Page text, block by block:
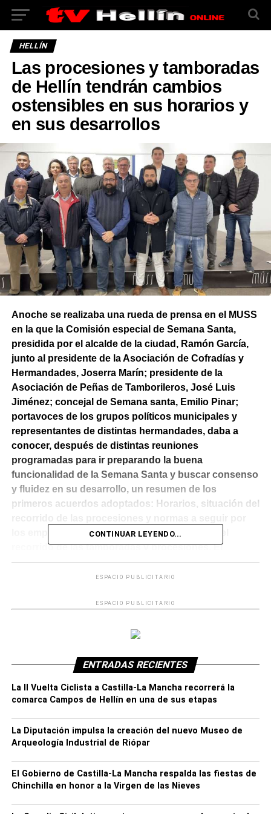
HELLÍN
Las procesiones y tamboradas
de Hellín tendrán cambios
ostensibles en sus horarios y
en sus desarrollos
Anoche se realizaba una rueda de prensa en el MUSS
en la que la Comisión especial de Semana Santa,
presidida por el alcalde de la ciudad, Ramón García,
junto al presidente de la Asociación de Cofradías y
Hermandades, Joserra Marín; presidente de la
Asociación de Peñas de Tamborileros, José Luis
Jiménez; concejal de Semana santa, Emilio Pinar;
portavoces de los grupos políticos municipales y
representantes de distintas hermandades, daba a
conocer, después de distintas reuniones
programadas para ir preparando la buena
funcionalidad de la Semana Santa y buscar consenso
y fluidez en su desarrollo, un resumen de los
primeros acuerdos adoptados: Horarios, situación del
los empresarios de hostelería que montan en el
recorrido de las tamboradas y procesiones. El
portavoz nombrado por la Comisión, Pablo Cánovas,
fue el encargado de darlas a conocer.
Resumen de los primeros acuerdos adoptados
La Semana Santa de Hellín es el conjunto de actos que
Resurrección, compuesta por dos vertientes claramente
diferenciadas pero unidas de forma indisoluble.
Procesiones y tamboradas son un todo, que debe
seguir celebrando cada año, una fiesta declarada de
Interés Turístico Internacional, y que mueve a la práctica
CONTINUAR LEYENDO...
ESPACIO PUBLICITARIO
ESPACIO PUBLICITARIO
ENTRADAS RECIENTES
La II Vuelta Ciclista a Castilla-La Mancha recorrerá la
comarca Campos de Hellín en una de sus etapas
La Diputación impulsa la creación del nuevo Museo de
Arqueología Industrial de Riópar
El Gobierno de Castilla-La Mancha respalda las fiestas de
Chinchilla en honor a la Virgen de las Nieves